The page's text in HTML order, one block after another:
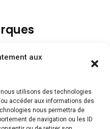
aux
utilisons des technologies
accéder aux informations des
nous permettra de
de navigation ou les ID